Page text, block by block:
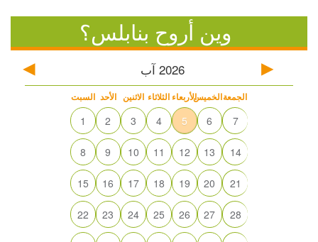
وين أروح بنابلس؟
2026 آب
السبت الأحد الاثنين الثلاثاء الأربعاءالخميسالجمعة
1 2 3 4 5 6 7
8 9 10 11 12 13 14
15 16 17 18 19 20 21
22 23 24 25 26 27 28